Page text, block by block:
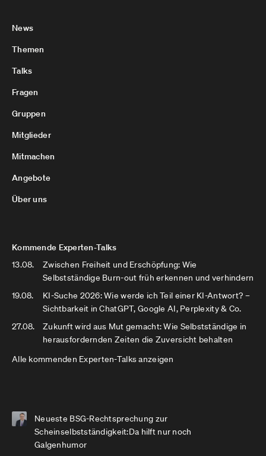
News
Themen
Talks
Fragen
Gruppen
Mitglieder
Mitmachen
Angebote
Über uns
Kommende Experten-Talks
13.08.
Zwischen Freiheit und Erschöpfung: Wie
Selbstständige Burn-out früh erkennen und verhindern
19.08.
KI-Suche 2026: Wie werde ich Teil einer KI-Antwort? –
Sichtbarkeit in ChatGPT, Google AI, Perplexity & Co.
27.08.
Zukunft wird aus Mut gemacht: Wie Selbstständige in
herausfordernden Zeiten die Zuversicht behalten
Alle kommenden Experten-Talks anzeigen
Neueste BSG-Rechtsprechung zur
Scheinselbstständigkeit:Da hilft nur noch
Galgenhumor